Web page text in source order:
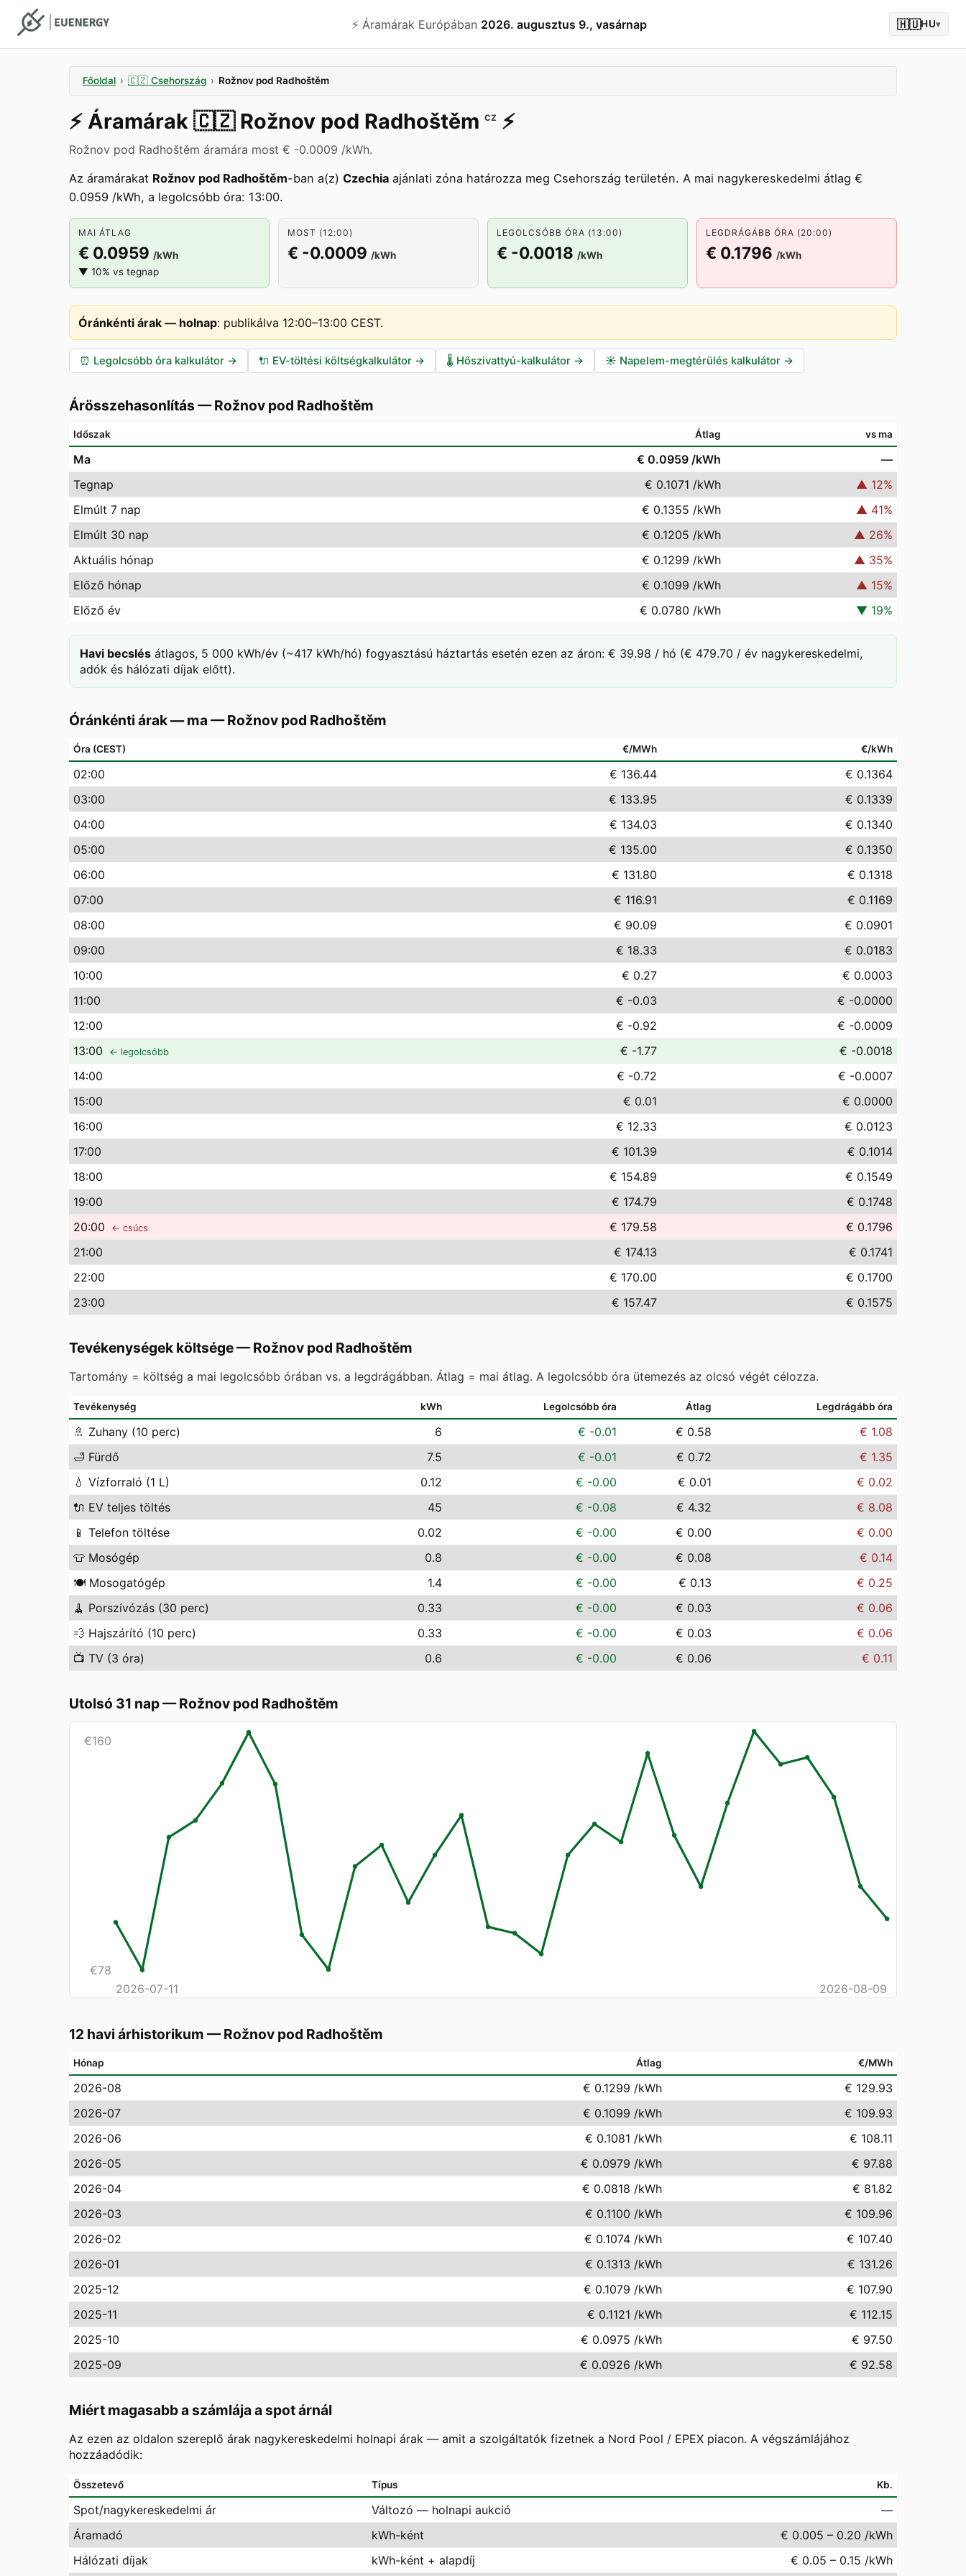
⚡️ Áramárak Európában 2026. augusztus 9., vasárnap 🇭🇺HU▾
Főoldal › 🇨🇿 Csehország › Rožnov pod Radhoštěm
⚡️ Áramárak 🇨🇿 Rožnov pod Radhoštěm CZ ⚡️
Rožnov pod Radhoštěm áramára most € -0.0009 /kWh.
Az áramárakat Rožnov pod Radhoštěm-ban a(z) Czechia ajánlati zóna határozza meg Csehország területén. A mai nagykereskedelmi átlag €
0.0959 /kWh, a legolcsóbb óra: 13:00.
MAI ÁTLAG
€ 0.0959 /kWh
▼ 10% vs tegnap
MOST (12:00)
€ -0.0009 /kWh
LEGOLCSÓBB ÓRA (13:00)
€ -0.0018 /kWh
LEGDRÁGÁBB ÓRA (20:00)
€ 0.1796 /kWh
Óránkénti árak — holnap: publikálva 12:00–13:00 CEST.
⏰ Legolcsóbb óra kalkulátor → 🔌 EV-töltési költségkalkulátor → 🌡️ Hőszivattyú-kalkulátor → ☀️ Napelem-megtérülés kalkulátor →
Árösszehasonlítás —Rožnov pod Radhoštěm
Időszak Átlag vs ma
Ma € 0.0959 /kWh
—
Tegnap
€ 0.1071 /kWh ▲ 12%
Elmúlt 7 nap
€ 0.1355 /kWh ▲ 41%
Elmúlt 30 nap
€ 0.1205 /kWh ▲ 26%
Aktuális hónap
€ 0.1299 /kWh ▲ 35%
Előző hónap
€ 0.1099 /kWh ▲ 15%
Előző év
€ 0.0780 /kWh ▼ 19%
Havi becslés átlagos, 5 000 kWh/év (~417 kWh/hó) fogyasztású háztartás esetén ezen az áron: € 39.98 / hó (€ 479.70 / év nagykereskedelmi,
adók és hálózati díjak előtt).
Óránkénti árak — ma —Rožnov pod Radhoštěm
Óra (CEST) €/MWh €/kWh
02:00 € 136.44
€ 0.1364
03:00 € 133.95
€ 0.1339
04:00 € 134.03
€ 0.1340
05:00 € 135.00
€ 0.1350
06:00 € 131.80
€ 0.1318
07:00 € 116.91
€ 0.1169
08:00 € 90.09
€ 0.0901
09:00 € 18.33
€ 0.0183
10:00 € 0.27
€ 0.0003
11:00 € -0.03
€ -0.0000
12:00 € -0.92
€ -0.0009
13:00 ← legolcsóbb € -1.77
€ -0.0018
14:00 € -0.72
€ -0.0007
15:00 € 0.01
€ 0.0000
16:00 € 12.33
€ 0.0123
17:00 € 101.39
€ 0.1014
18:00 € 154.89
€ 0.1549
19:00 € 174.79
€ 0.1748
20:00 ← csúcs € 179.58
€ 0.1796
21:00 € 174.13
€ 0.1741
22:00 € 170.00
€ 0.1700
23:00 € 157.47 € 0.1575
Tevékenységek költsége—Rožnov pod Radhoštěm
Tartomány = költség a mai legolcsóbb órában vs. a legdrágábban. Átlag = mai átlag. A legolcsóbb óra ütemezés az olcsó végét célozza.
Tevékenység kWh Legolcsóbb óra Átlag Legdrágább óra
🚿 Zuhany (10 perc) 6 € -0.01 € 0.58
€ 1.08
🛁 Fürdő 7.5 € -0.01 € 0.72
€ 1.35
💧 Vízforraló (1 L) 0.12 € -0.00 € 0.01
€ 0.02
🔌 EV teljes töltés 45 € -0.08 € 4.32
€ 8.08
📱 Telefon töltése 0.02 € -0.00 € 0.00
€ 0.00
👕 Mosógép 0.8 € -0.00 € 0.08
€ 0.14
🍽️ Mosogatógép 1.4 € -0.00 € 0.13
€ 0.25
🧹 Porszívózás (30 perc) 0.33 € -0.00 € 0.03
€ 0.06
💨 Hajszárító (10 perc) 0.33 € -0.00 € 0.03
€ 0.06
📺 TV (3 óra) 0.6 € -0.00 € 0.06 € 0.11
Utolsó 31 nap—Rožnov pod Radhoštěm
€160
€78
2026-07-11
2026-08-09
12 havi árhistorikum —Rožnov pod Radhoštěm
Hónap Átlag €/MWh
2026-08 € 0.1299 /kWh
€ 129.93
2026-07
€ 0.1099 /kWh
€ 109.93
2026-06
€ 0.1081 /kWh
€ 108.11
2026-05
€ 0.0979 /kWh
€ 97.88
2026-04
€ 0.0818 /kWh
€ 81.82
2026-03
€ 0.1100 /kWh
€ 109.96
2026-02
€ 0.1074 /kWh
€ 107.40
2026-01
€ 0.1313 /kWh
€ 131.26
2025-12
€ 0.1079 /kWh
€ 107.90
2025-11
€ 0.1121 /kWh
€ 112.15
2025-10
€ 0.0975 /kWh
€ 97.50
2025-09
€ 0.0926 /kWh € 92.58
Miért magasabb a számlája a spot árnál
Az ezen az oldalon szereplő árak nagykereskedelmi holnapi árak — amit a szolgáltatók fizetnek a Nord Pool / EPEX piacon. A végszámlájához
hozzáadódik:
Összetevő Típus Kb.
Spot/nagykereskedelmi ár Változó — holnapi aukció
—
Áramadó
kWh-ként
€ 0.005 – 0.20 /kWh
Hálózati díjak
kWh-ként + alapdíj € 0.05 – 0.15 /kWh